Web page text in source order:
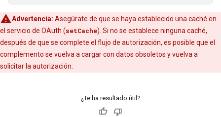
Advertencia: Asegúrate de que se haya establecido una caché en
el servicio de OAuth (setCache). Si no se establece ninguna caché,
después de que se complete el flujo de autorización, es posible que el
complemento se vuelva a cargar con datos obsoletos y vuelva a
solicitar la autorización.
¿Te ha resultado útil?